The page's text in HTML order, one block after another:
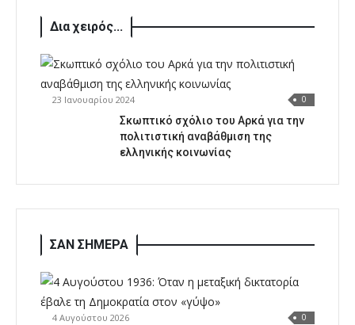
Δια χειρός...
23 Ιανουαρίου 2024 0
Σκωπτικό σχόλιο του Αρκά για την
πολιτιστική αναβάθμιση της
ελληνικής κοινωνίας
ΣΑΝ ΣΗΜΕΡΑ
4 Αυγούστου 2026 0